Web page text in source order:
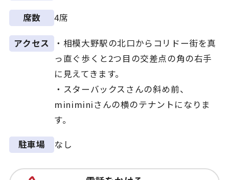
席数 4席
アクセス
・相模大野駅の北口からコリドー街を真
っ直ぐ歩くと2つ目の交差点の角の右手
に見えてきます。
・スターバックスさんの斜め前、
miniminiさんの横のテナントになりま
す。
駐車場 なし